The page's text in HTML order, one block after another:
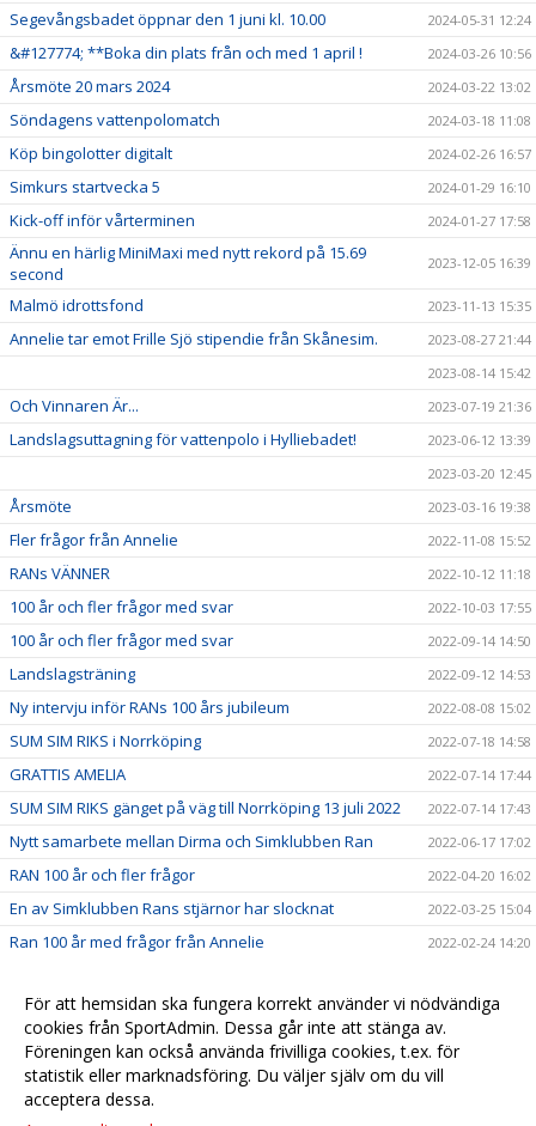
Segevångsbadet öppnar den 1 juni kl. 10.00 2024-05-31 12:24
&#127774; **Boka din plats från och med 1 april ! 2024-03-26 10:56
Årsmöte 20 mars 2024 2024-03-22 13:02
Söndagens vattenpolomatch 2024-03-18 11:08
Köp bingolotter digitalt 2024-02-26 16:57
Simkurs startvecka 5 2024-01-29 16:10
Kick-off inför vårterminen 2024-01-27 17:58
Ännu en härlig MiniMaxi med nytt rekord på 15.69
second
2023-12-05 16:39
Malmö idrottsfond 2023-11-13 15:35
Annelie tar emot Frille Sjö stipendie från Skånesim.
2023-08-27 21:44
2023-08-14 15:42
Och Vinnaren Är... 2023-07-19 21:36
Landslagsuttagning för vattenpolo i Hylliebadet!
2023-06-12 13:39
2023-03-20 12:45
Årsmöte 2023-03-16 19:38
Fler frågor från Annelie 2022-11-08 15:52
RANs VÄNNER 2022-10-12 11:18
100 år och fler frågor med svar 2022-10-03 17:55
100 år och fler frågor med svar 2022-09-14 14:50
Landslagsträning 2022-09-12 14:53
Ny intervju inför RANs 100 års jubileum 2022-08-08 15:02
SUM SIM RIKS i Norrköping 2022-07-18 14:58
GRATTIS AMELIA 2022-07-14 17:44
SUM SIM RIKS gänget på väg till Norrköping 13 juli 2022 2022-07-14 17:43
Nytt samarbete mellan Dirma och Simklubben Ran 2022-06-17 17:02
RAN 100 år och fler frågor 2022-04-20 16:02
En av Simklubben Rans stjärnor har slocknat 2022-03-25 15:04
Ran 100 år med frågor från Annelie 2022-02-24 14:20
sedan 1952
Amelias första SM/JSM 2021-11-30 09:28
SK RANs Amelia Johansson-Lindkvist är på SM/JSM 2021-11-25 11:04
För att hemsidan ska fungera korrekt använder vi nödvändiga
cookies från SportAdmin. Dessa går inte att stänga av.
Föreningen kan också använda frivilliga cookies, t.ex. för
statistik eller marknadsföring. Du väljer själv om du vill
acceptera dessa.